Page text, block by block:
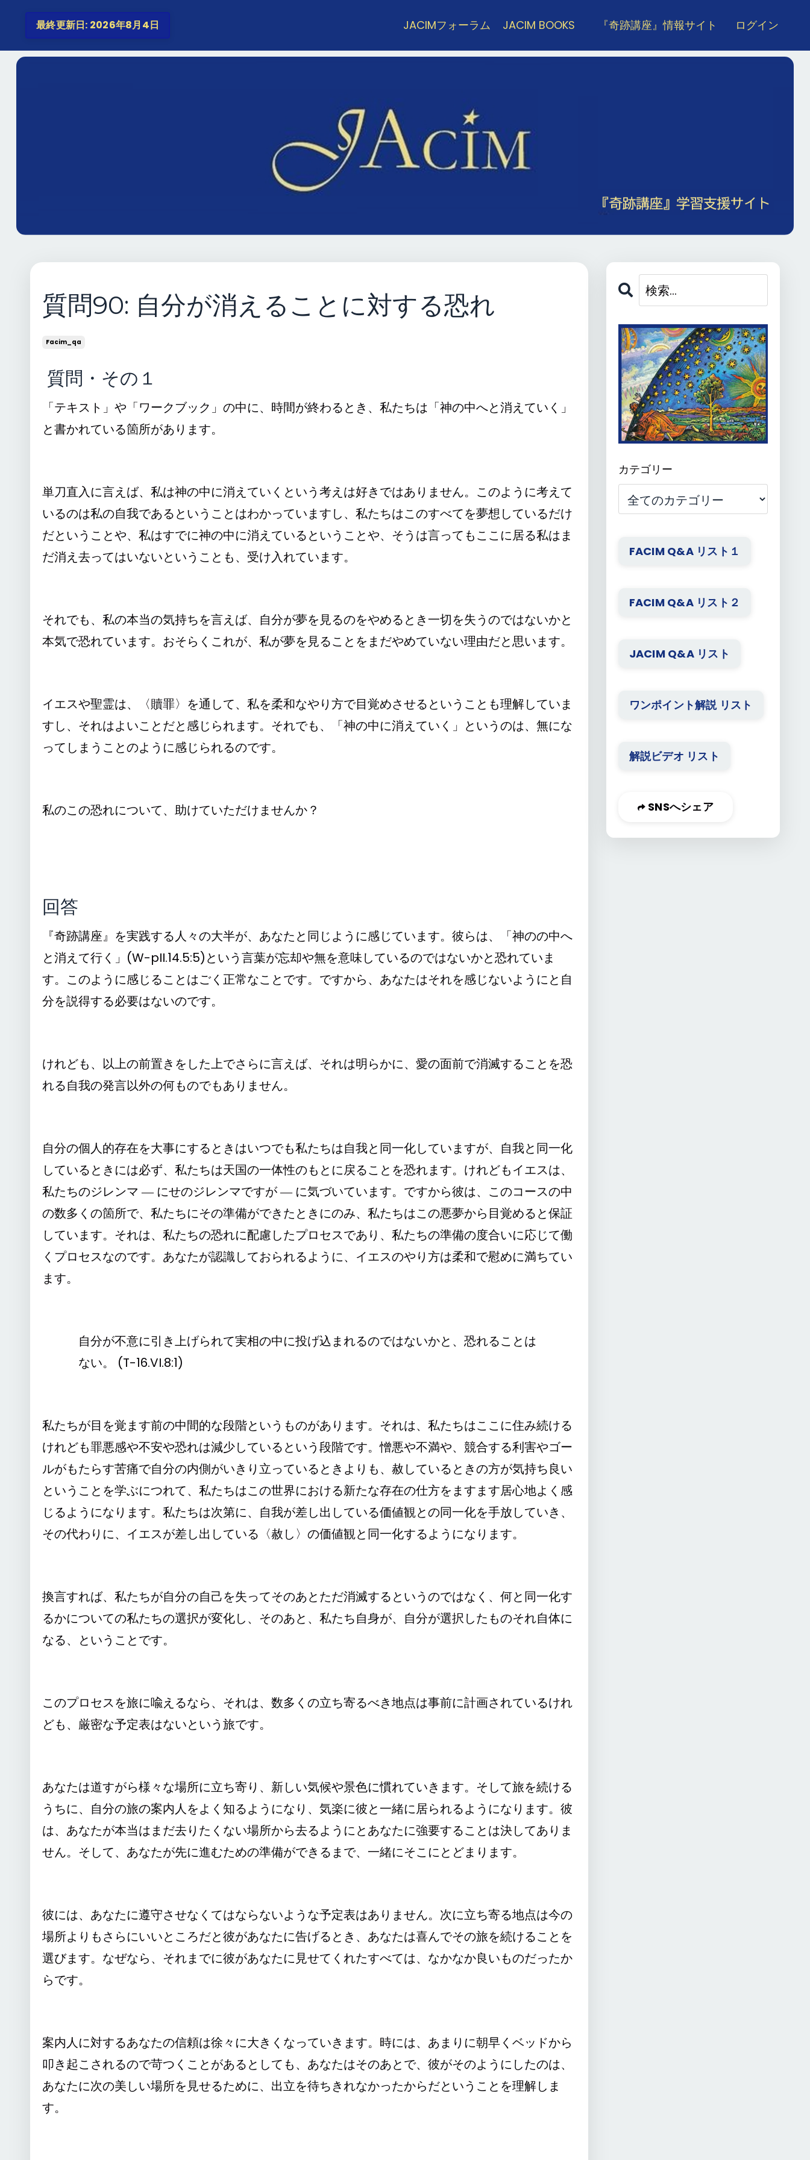
最終更新日: 2026年8月4日 JACIMフォーラム JACIM BOOKS 『奇跡講座』情報サイト ログイン
質問90: 自分が消えることに対する恐れ
Facim_qa
質問・その１
「テキスト」や「ワークブック」の中に、時間が終わるとき、私たちは「神の中へと消えていく」
と書かれている箇所があります。
単刀直入に言えば、私は神の中に消えていくという考えは好きではありません。このように考えて
いるのは私の自我であるということはわかっていますし、私たちはこのすべてを夢想しているだけ
だということや、私はすでに神の中に消えているということや、そうは言ってもここに居る私はま
だ消え去ってはいないということも、受け入れています。
それでも、私の本当の気持ちを言えば、自分が夢を見るのをやめるとき一切を失うのではないかと
本気で恐れています。おそらくこれが、私が夢を見ることをまだやめていない理由だと思います。
イエスや聖霊は、〈贖罪〉を通して、私を柔和なやり方で目覚めさせるということも理解していま
すし、それはよいことだと感じられます。それでも、「神の中に消えていく」というのは、無にな
ってしまうことのように感じられるのです。
私のこの恐れについて、助けていただけませんか？
回答
『奇跡講座』を実践する人々の大半が、あなたと同じように感じています。彼らは、「神のの中へ
と消えて行く」(W-pII.14.5:5)という言葉が忘却や無を意味しているのではないかと恐れていま
す。このように感じることはごく正常なことです。ですから、あなたはそれを感じないようにと自
分を説得する必要はないのです。
けれども、以上の前置きをした上でさらに言えば、それは明らかに、愛の面前で消滅することを恐
れる自我の発言以外の何ものでもありません。
自分の個人的存在を大事にするときはいつでも私たちは自我と同一化していますが、自我と同一化
しているときには必ず、私たちは天国の一体性のもとに戻ることを恐れます。けれどもイエスは、
私たちのジレンマ ― にせのジレンマですが ― に気づいています。ですから彼は、このコースの中
の数多くの箇所で、私たちにその準備ができたときにのみ、私たちはこの悪夢から目覚めると保証
しています。それは、私たちの恐れに配慮したプロセスであり、私たちの準備の度合いに応じて働
くプロセスなのです。あなたが認識しておられるように、イエスのやり方は柔和で慰めに満ちてい
ます。
自分が不意に引き上げられて実相の中に投げ込まれるのではないかと、恐れることは
ない。 (T-16.VI.8:1)
私たちが目を覚ます前の中間的な段階というものがあります。それは、私たちはここに住み続ける
けれども罪悪感や不安や恐れは減少しているという段階です。憎悪や不満や、競合する利害やゴー
ルがもたらす苦痛で自分の内側がいきり立っているときよりも、赦しているときの方が気持ち良い
ということを学ぶにつれて、私たちはこの世界における新たな存在の仕方をますます居心地よく感
じるようになります。私たちは次第に、自我が差し出している価値観との同一化を手放していき、
その代わりに、イエスが差し出している〈赦し〉の価値観と同一化するようになります。
換言すれば、私たちが自分の自己を失ってそのあとただ消滅するというのではなく、何と同一化す
るかについての私たちの選択が変化し、そのあと、私たち自身が、自分が選択したものそれ自体に
なる、ということです。
このプロセスを旅に喩えるなら、それは、数多くの立ち寄るべき地点は事前に計画されているけれ
ども、厳密な予定表はないという旅です。
あなたは道すがら様々な場所に立ち寄り、新しい気候や景色に慣れていきます。そして旅を続ける
うちに、自分の旅の案内人をよく知るようになり、気楽に彼と一緒に居られるようになります。彼
は、あなたが本当はまだ去りたくない場所から去るようにとあなたに強要することは決してありま
せん。そして、あなたが先に進むための準備ができるまで、一緒にそこにとどまります。
彼には、あなたに遵守させなくてはならないような予定表はありません。次に立ち寄る地点は今の
場所よりもさらにいいところだと彼があなたに告げるとき、あなたは喜んでその旅を続けることを
選びます。なぜなら、それまでに彼があなたに見せてくれたすべては、なかなか良いものだったか
らです。
案内人に対するあなたの信頼は徐々に大きくなっていきます。時には、あまりに朝早くベッドから
叩き起こされるので苛つくことがあるとしても、あなたはそのあとで、彼がそのようにしたのは、
あなたに次の美しい場所を見せるために、出立を待ちきれなかったからだということを理解しま
す。
カテゴリー
FACIM Q&A リスト１
FACIM Q&A リスト２
JACIM Q&A リスト
ワンポイント解説 リスト
解説ビデオ リスト
SNSへシェア